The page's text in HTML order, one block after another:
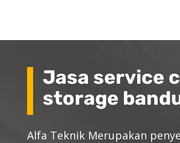
Jasa service
storage
Alfa Teknik Merupakan